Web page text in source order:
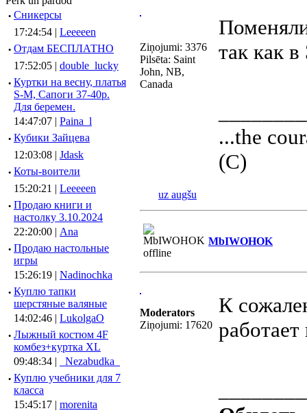
· Сникерсы
17:24:54 | Leeeeen
· Отдам БЕСПЛАТНО
17:52:05 | double_lucky
· Куртки на весну, платья
S-M, Сапоги 37-40р.
Для беремен.
14:47:07 | Paina_l
· Кубики Зайцева
12:03:08 | Jdask
· Коты-воители
15:20:21 | Leeeeen
· Продаю книги и
настолку 3.10.2024
22:20:00 | Ana
· Продаю настольные
игры
15:26:19 | Nadinochka
· Куплю тапки
шерстяные валяные
14:02:46 | LukolgaO
· Лыжный костюм 4F
комбез+куртка XL
09:48:34 |
_Nezabudka_
· Куплю учебники для 7
класса
15:45:17 | morenita
Ziņojumi: 3376
Pilsēta: Saint
John, NB,
Canada
так как
...the
(С)
uz augšu
MbIWOHOK
Moderators
Ziņojumi: 17620
К
работает